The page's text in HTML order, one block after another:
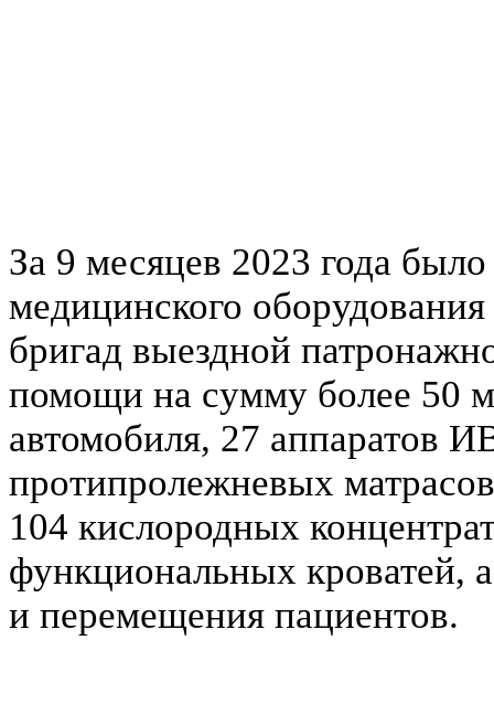
За 9 месяцев 2023 года
медицинского
бригад выездной
помощи на сумму более 50
автомобиля, 27 аппаратов
протипролежневых
104 кислородных
функциональных кроватей,
и перемещения пациентов.